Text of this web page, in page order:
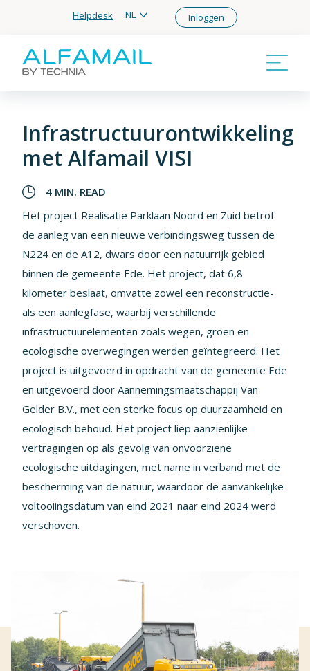
Helpdesk NL Inloggen
Infrastructuurontwikkeling
met Alfamail VISI
4 MIN. READ
Het project Realisatie Parklaan Noord en Zuid betrof
de aanleg van een nieuwe verbindingsweg tussen de
N224 en de A12, dwars door een natuurrijk gebied
binnen de gemeente Ede. Het project, dat 6,8
kilometer beslaat, omvatte zowel een reconstructie-
als een aanlegfase, waarbij verschillende
infrastructuurelementen zoals wegen, groen en
ecologische overwegingen werden geïntegreerd. Het
project is uitgevoerd in opdracht van de gemeente Ede
en uitgevoerd door Aannemingsmaatschappij Van
Gelder B.V., met een sterke focus op duurzaamheid en
ecologisch behoud. Het project liep aanzienlijke
vertragingen op als gevolg van onvoorziene
ecologische uitdagingen, met name in verband met de
bescherming van de natuur, waardoor de aanvankelijke
voltooiingsdatum van eind 2021 naar eind 2024 werd
verschoven.